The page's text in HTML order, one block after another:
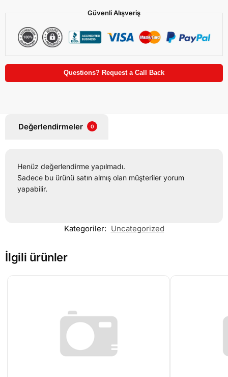
Güvenli Alışveriş
Questions? Request a Call Back
Değerlendirmeler 0
Henüz değerlendirme yapılmadı.
Sadece bu ürünü satın almış olan müşteriler yorum
yapabilir.
Kategoriler: Uncategorized
İlgili ürünler